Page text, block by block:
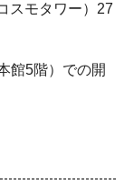
スモタワー）27
館5階）での開